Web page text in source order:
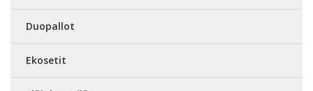
Duopallot
Ekosetit